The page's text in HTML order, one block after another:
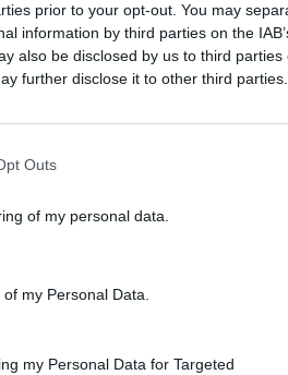
prior to your opt-out. You may
information by third parties on the
also be disclosed by us to third parties
further disclose it to other third parties.
Outs
of my personal data.
my Personal Data.
my Personal Data for Targeted